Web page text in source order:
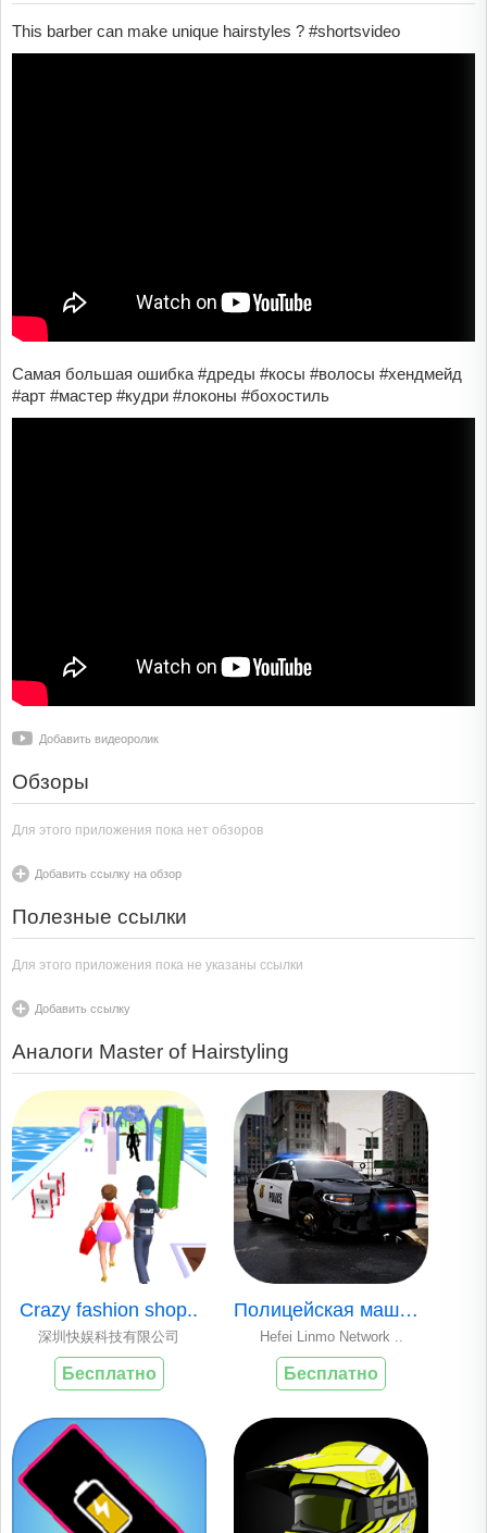
This barber can make unique hairstyles ? #shortsvideo
Самая большая ошибка #дреды #косы #волосы #хендмейд
#арт #мастер #кудри #локоны #бохостиль
Добавить видеоролик
Обзоры
Для этого приложения пока нет обзоров
Добавить ссылку на обзор
Полезные ссылки
Для этого приложения пока не указаны ссылки
Добавить ссылку
Аналоги Master of Hairstyling
Crazy fashion shop..
深圳快娱科技有限公司
Бесплатно
Полицейская машина
Hefei Linmo Network ..
Бесплатно